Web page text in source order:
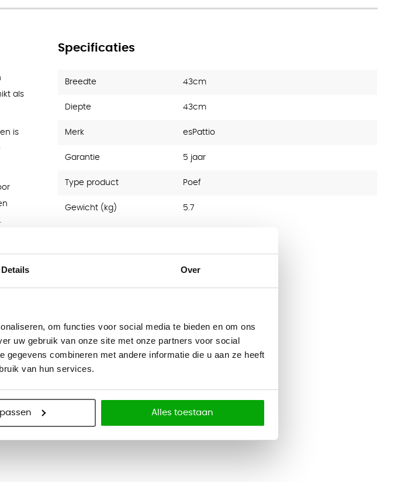
Details Over
om functies voor social media te bieden en om ons
uw gebruik van onze site met onze partners voor social
combineren met andere informatie die u aan ze heeft
van hun services.
Alles toestaan
als
is
groen
Specificaties
Breedte 43cm
Diepte 43cm
Merk esPattio
Garantie 5 jaar
Type product Poef
Gewicht (kg) 5.7